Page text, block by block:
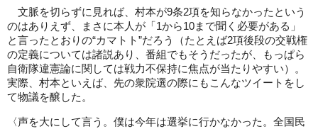
文脈を切らずに見れば、村本が9条2項を知らなかったという
のはありえず、まさに本人が「1から10まで聞く必要がある」
と言ったとおりの“カマトト”だろう（たとえば2項後段の交戦権
の定義については諸説あり、番組でもそうだったが、もっぱら
自衛隊違憲論に関しては戦力不保持に焦点が当たりやすい）。
実際、村本といえば、先の衆院選の際にもこんなツイートをし
て物議を醸した。
〈声を大にして言う。僕は今年は選挙に行かなかった。全国民